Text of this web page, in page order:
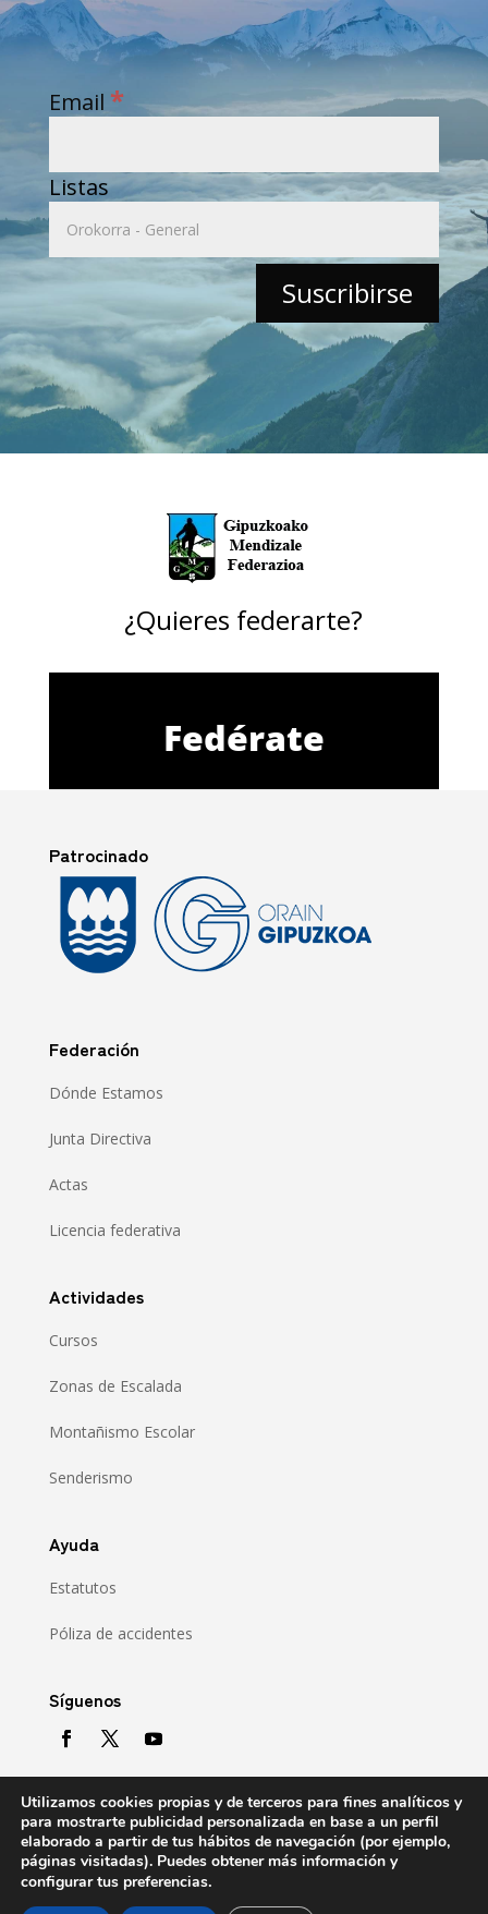
Email *
Listas
¿Quieres federarte?
Fedérate
Patrocinado
Federación
Dónde Estamos
Junta Directiva
Actas
Licencia federativa
Actividades
Cursos
Zonas de Escalada
Montañismo Escolar
Senderismo
Ayuda
Estatutos
Póliza de accidentes
Síguenos
Copyright © 2021 Gipuzkoako Mendizale Federazioa
Utilizamos cookies propias y de terceros para fines analíticos y
para mostrarte publicidad personalizada en base a un perfil
elaborado a partir de tus hábitos de navegación (por ejemplo,
páginas visitadas). Puedes obtener más información y
configurar tus preferencias.